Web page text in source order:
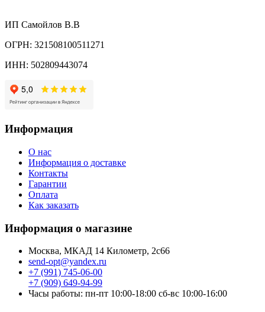
ИП Самойлов В.В
ОГРН: 321508100511271
ИНН: 502809443074
Информация
О нас
Информация о доставке
Контакты
Гарантии
Оплата
Как заказать
Информация о магазине
Москва, МКАД 14 Километр, 2с66
send-opt@yandex.ru
+7 (991) 745-06-00
+7 (909) 649-94-99
Часы работы: пн-пт 10:00-18:00 сб-вс 10:00-16:00